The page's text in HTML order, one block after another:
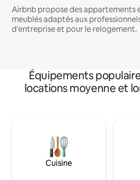
Airbnb propose des appartements
meublés adaptés aux
d'entreprise et pour le relogement.
Équipements
locations moyenne et
Cuisine